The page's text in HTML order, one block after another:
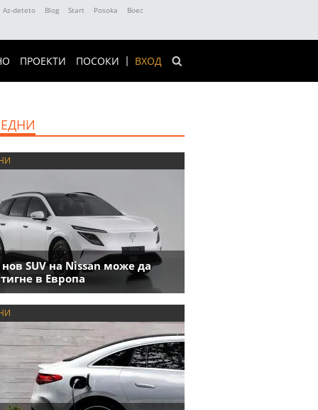
Az-deteto Blog Start Posoka
Boec
ВХОД
ПРОЕКТИ ПОСОКИ
SUV на Nissan може да
в Европа